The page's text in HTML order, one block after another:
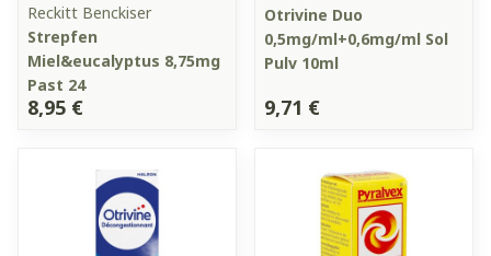
Reckitt Benckiser
Strepfen
Miel&eucalyptus 8,75mg
Past 24
8,95 €
Otrivine Duo
0,5mg/ml+0,6mg/ml Sol
Pulv 10ml
9,71 €